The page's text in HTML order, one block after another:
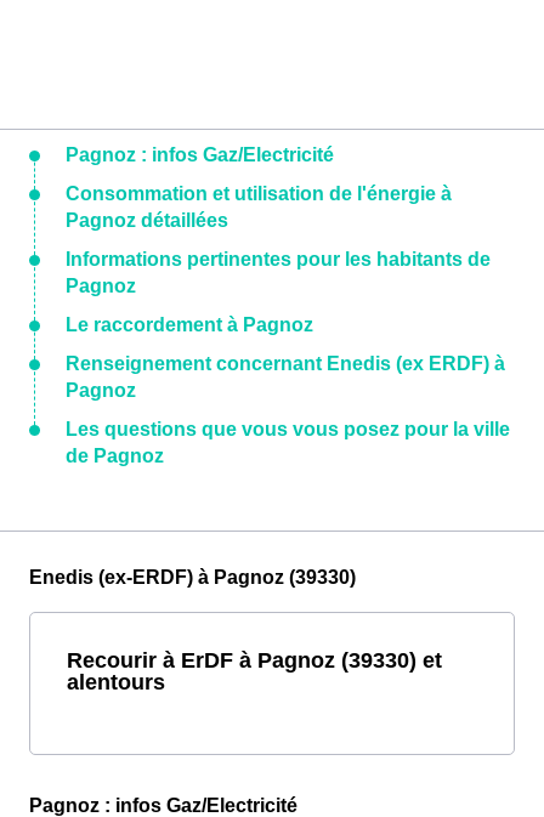
Pagnoz : infos Gaz/Electricité
Consommation et utilisation de l'énergie à
Pagnoz détaillées
Informations pertinentes pour les habitants de
Pagnoz
Le raccordement à Pagnoz
Renseignement concernant Enedis (ex ERDF) à
Pagnoz
Les questions que vous vous posez pour la ville
de Pagnoz
Enedis (ex-ERDF) à Pagnoz (39330)
Recourir à ErDF à Pagnoz (39330) et
alentours
Pagnoz : infos Gaz/Electricité